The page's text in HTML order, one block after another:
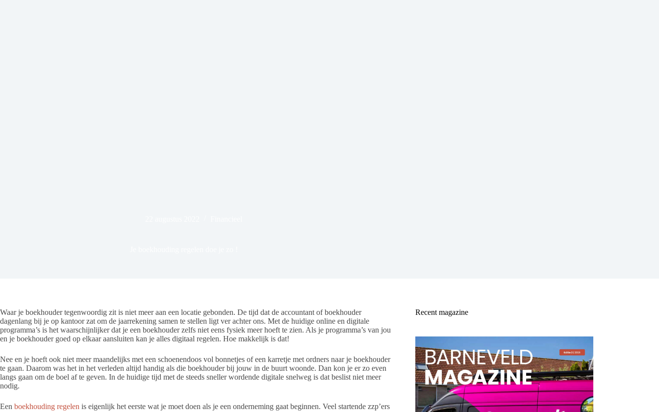
Waar je boekhouder tegenwoordig zit is niet meer aan een locatie gebonden. De tijd dat de accountant of boekhouder
dagenlang bij je op kantoor zat om de jaarrekening samen te stellen ligt ver achter ons. Met de huidige online en digitale
programma’s is het waarschijnlijker dat je een boekhouder zelfs niet eens fysiek meer hoeft te zien. Als je programma’s van jou
en je boekhouder goed op elkaar aansluiten kan je alles digitaal regelen. Hoe makkelijk is dat!
Nee en je hoeft ook niet meer maandelijks met een schoenendoos vol bonnetjes of een karretje met ordners naar je boekhouder
te gaan. Daarom was het in het verleden altijd handig als die boekhouder bij jouw in de buurt woonde. Dan kon je er zo even
langs gaan om de boel af te geven. In de huidige tijd met de steeds sneller wordende digitale snelweg is dat beslist niet meer
nodig.
Een boekhouding regelen is eigenlijk het eerste wat je moet doen als je een onderneming gaat beginnen. Veel startende zzp’ers
Recent magazine